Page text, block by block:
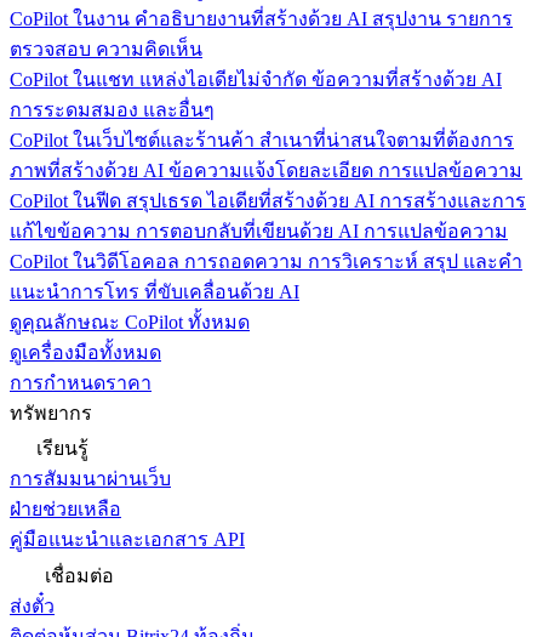
CoPilot ในงาน คำอธิบายงานที่สร้างด้วย AI สรุปงาน รายการ
ตรวจสอบ ความคิดเห็น
CoPilot ในแชท แหล่งไอเดียไม่จำกัด ข้อความที่สร้างด้วย AI
การระดมสมอง และอื่นๆ
CoPilot ในเว็บไซต์และร้านค้า สำเนาที่น่าสนใจตามที่ต้องการ
ภาพที่สร้างด้วย AI ข้อความแจ้งโดยละเอียด การแปลข้อความ
CoPilot ในฟีด สรุปเธรด ไอเดียที่สร้างด้วย AI การสร้างและการ
แก้ไขข้อความ การตอบกลับที่เขียนด้วย AI การแปลข้อความ
CoPilot ในวิดีโอคอล การถอดความ การวิเคราะห์ สรุป และคำ
แนะนำการโทร ที่ขับเคลื่อนด้วย AI
ดูคุณลักษณะ CoPilot ทั้งหมด
ดูเครื่องมือทั้งหมด
การกำหนดราคา
ทรัพยากร
เรียนรู้
การสัมมนาผ่านเว็บ
ฝ่ายช่วยเหลือ
คู่มือแนะนำและเอกสาร API
เชื่อมต่อ
ส่งตั๋ว